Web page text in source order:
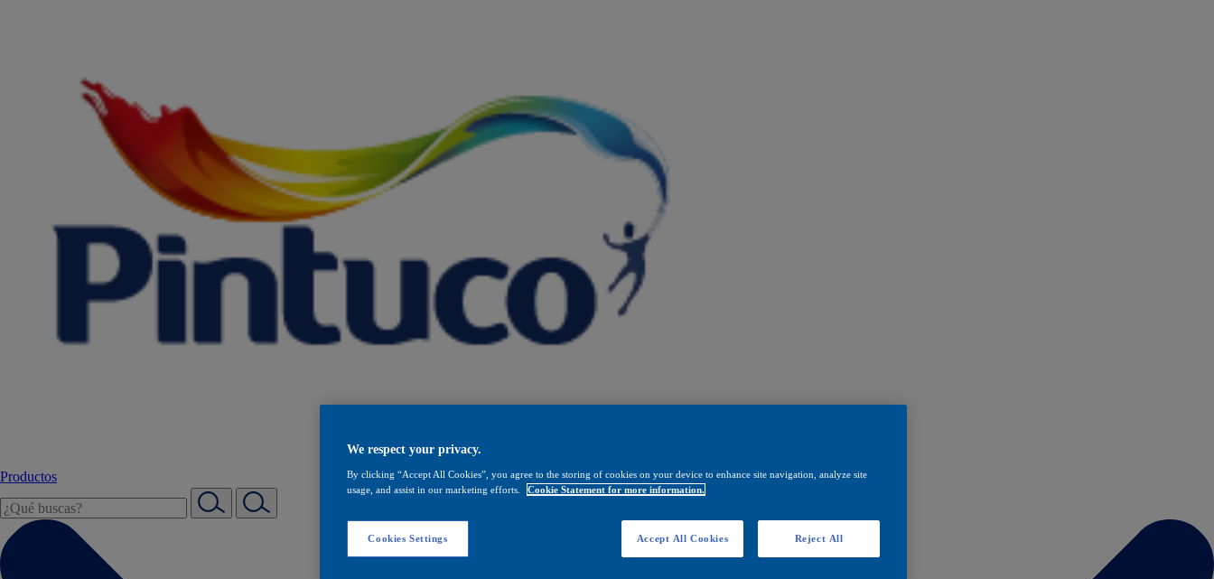
Productos
We respect your privacy.
By clicking “Accept All Cookies”, you agree to the storing of cookies on your device to enhance site navigation, analyze site
usage, and assist in our marketing efforts.
Cookie Statement for more information.
Cookies Settings Reject All
Accept All Cookies